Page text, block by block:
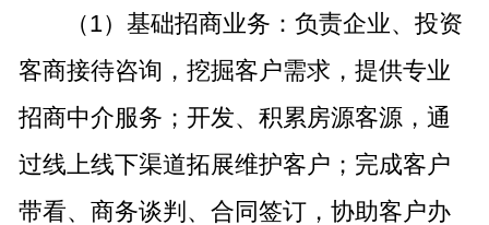
（1）基础招商业务：负责企业、投资
客商接待咨询，挖掘客户需求，提供专业
招商中介服务；开发、积累房源客源，通
过线上线下渠道拓展维护客户；完成客户
带看、商务谈判、合同签订，协助客户办